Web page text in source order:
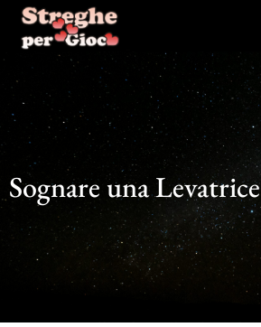
contenuto
Sognare una Levatrice